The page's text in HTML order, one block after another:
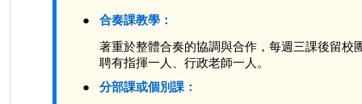
● 合奏課教學：
著重於整體合奏的協調與合作，每週三課後留校
聘有指揮一人、行政老師一人。
●
分部課或個別課：